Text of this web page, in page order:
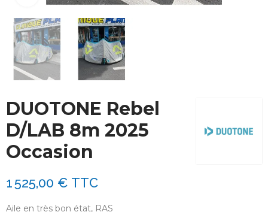
DUOTONE Rebel
D/LAB 8m 2025
Occasion
1 525,00 € TTC
Aile en très bon état, RAS